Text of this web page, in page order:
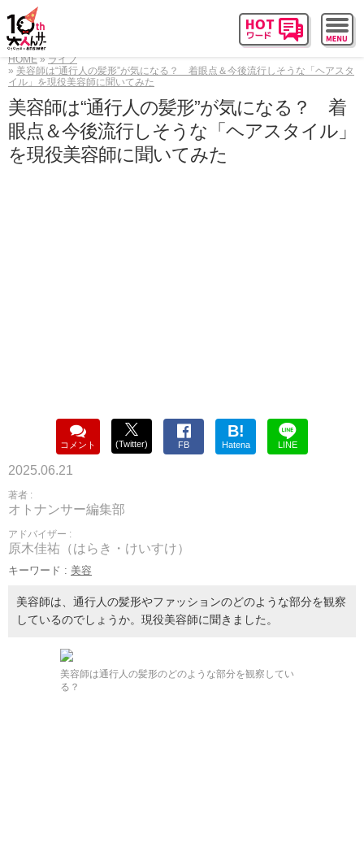
HOME
ライフ
美容師は“通行人の髪形”が気になる？ 着眼点＆今後流行しそうな「ヘアスタ
イル」を現役美容師に聞いてみた
美容師は“通行人の髪形”が気になる？ 着
眼点＆今後流行しそうな「ヘアスタイル」
を現役美容師に聞いてみた
コメント (Twitter) FB
B!
Hatena LINE
2025.06.21
著者 :
オトナンサー編集部
アドバイザー :
原木佳祐（はらき・けいすけ）
キーワード : 美容
美容師は、通行人の髪形やファッションのどのような部分を観察
しているのでしょうか。現役美容師に聞きました。
美容師は通行人の髪形のどのような部分を観察してい
る？